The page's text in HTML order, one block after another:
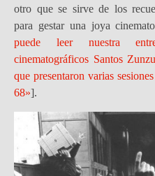
otro que se sirve de los
para gestar una joya
puede leer nuestra
cinematográficos Santos
que presentaron varias
68»].